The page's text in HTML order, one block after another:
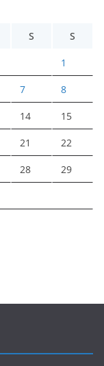
S S
1
7 8
14 15
21 22
28 29